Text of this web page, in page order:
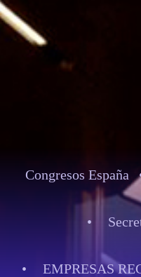
Congresos España
EMPRESAS